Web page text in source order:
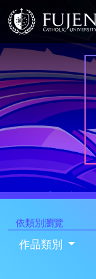
依類別瀏覽
作品類別